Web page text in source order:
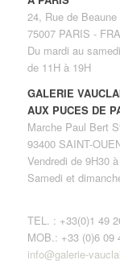
24, Rue de Beaune
75007 PARIS -
Du mardi au samedi
de 11H à 19H
GALERIE
AUX PUCES DE
Marche Paul Bert
93400 SAINT-
Vendredi de 9H30
Samedi et
TEL. : +33(0)1 49
MOB.: +33 (0)6 09
info@galerie-